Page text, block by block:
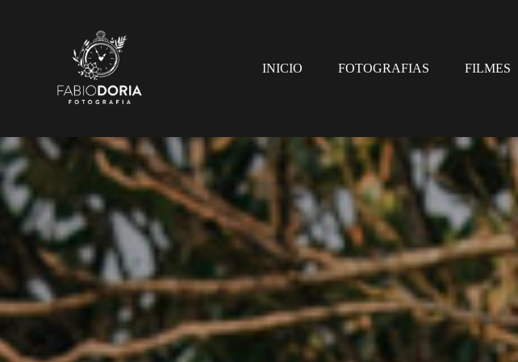
INICIO FOTOGRAFIAS FILMES